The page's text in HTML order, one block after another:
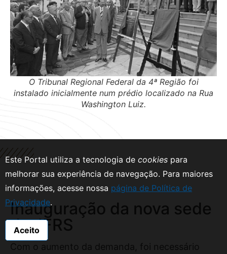
O Tribunal Regional Federal da 4ª Região foi
instalado inicialmente num prédio localizado na Rua
Inauguração da nova sede
da JFRS
Este Portal utiliza a tecnologia de cookies para
melhorar sua experiência de navegação. Para maiores
informações, acesse nossa página de Política de
Privacidade.
Aceito